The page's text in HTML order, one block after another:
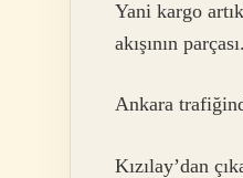
Yani kargo
akışının parçası.
Ankara
Kızılay’dan